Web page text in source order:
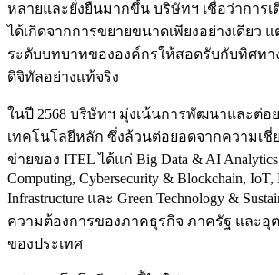
หลายและยั่งยืนมากขึ้น บริษัทฯ เชื่อว่าการเ
ได้เกิดจากการขยายขนาดเพียงอย่างเดียว
ระดับบทบาทขององค์กรให้สอดรับกับทิศทา
ดิจิทัลอย่างแท้จริง
ในปี 2568 บริษัทฯ มุ่งเน้นการพัฒนาและต่อ
เทคโนโลยีหลัก ซึ่งล้วนต่อยอดจากความเ
ข่ายของ ITEL ได้แก่ Big Data & AI
Computing, Cybersecurity & Blockchain, IoT,
Infrastructure และ Green Technology &
ความต้องการของภาคธุรกิจ ภาครัฐ และ
ของประเทศ